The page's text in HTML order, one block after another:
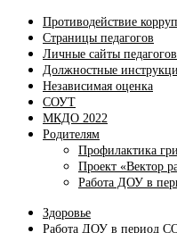
Противодействие
Страницы педагогов
Личные сайты педагогов
Должностные
Независимая оценка
СОУТ
МКДО 2022
Родителям
Профилактика
Проект «Вектор
Работа ДОУ в
Здоровье
Работа ДОУ в период